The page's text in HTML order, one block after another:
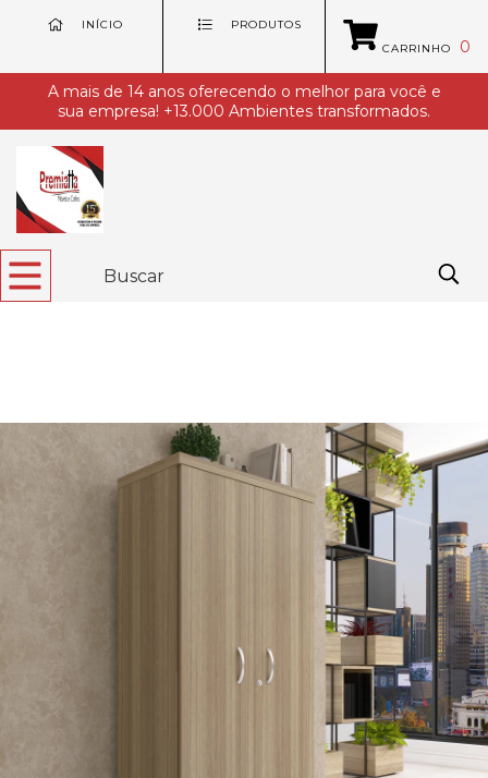
INÍCIO
PRODUTOS
CARRINHO
0
A mais de 14 anos oferecendo o melhor para você e
sua empresa! +13.000 Ambientes transformados.